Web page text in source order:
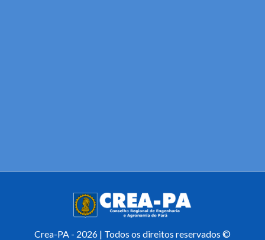
Crea-PA - 2026 | Todos os direitos reservados ©